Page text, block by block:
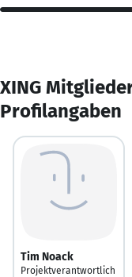
XING
Profilangaben
Tim Noack
Projektverantwortlich